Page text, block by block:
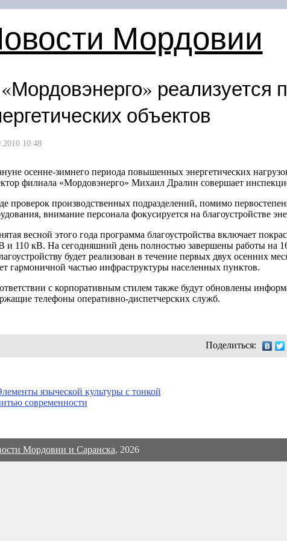
Мордовии
реализуется
объектов
10:48
осенне-зимнего периода повышенных энергетических
филиала «Мордовэнерго» Михаил Дралин совершает
проверок производственных подразделений, помимо
внимание персонала фокусируется на благоустройстве
весной этого года программа благоустройства включает
и 110 кВ. На сегодняшний день полностью завершены работы на
будет реализован в течение первых двух осенних
гармоничной частью инфраструктуры населенных пунктов.
с корпоративным стилем также будут обновлены
телефоны оперативно-диспетчерских служб.
Поделиться:
языческой культуры с тонкой
современности
Мордовии и Саранска, 2026